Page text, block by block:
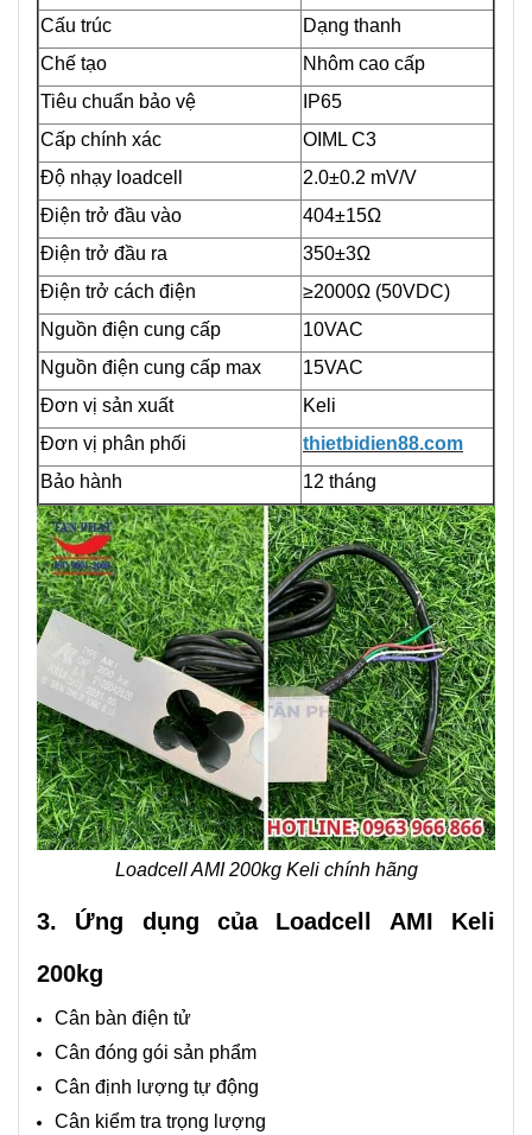
Cấu trúc
Dạng thanh
Chế tạo
Nhôm cao cấp
Tiêu chuẩn bảo vệ
IP65
Cấp chính xác
OIML C3
Độ nhạy loadcell
2.0±0.2 mV/V
Điện trở đầu vào
404±15Ω
Điện trở đầu ra
350±3Ω
Điện trở cách điện
≥2000Ω (50VDC)
Nguồn điện cung cấp
10VAC
Nguồn điện cung cấp max
15VAC
Đơn vị sản xuất
Keli
Đơn vị phân phối
thietbidien88.com
Bảo hành
12 tháng
Loadcell AMI 200kg Keli chính hãng
3. Ứng dụng của Loadcell AMI Keli
200kg
Cân bàn điện tử
Cân đóng gói sản phẩm
Cân định lượng tự động
Cân kiểm tra trọng lượng